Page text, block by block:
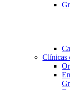
Clínicas